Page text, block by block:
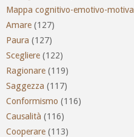
Mappa cognitivo-emotivo-motiva
Amare (127)
Paura (127)
Scegliere (122)
Ragionare (119)
Saggezza (117)
Conformismo (116)
Causalità (116)
Cooperare (113)